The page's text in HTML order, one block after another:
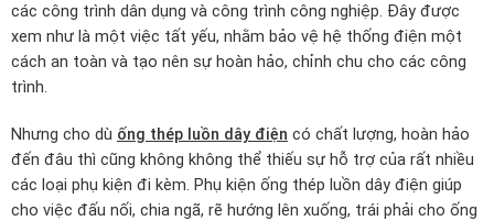
các công trình dân dụng và công trình công nghiệp. Đây được
xem như là một việc tất yếu, nhằm bảo vệ hệ thống điện một
cách an toàn và tạo nên sự hoàn hảo, chỉnh chu cho các công
trình.
Nhưng cho dù ống thép luồn dây điện có chất lượng, hoàn hảo
đến đâu thì cũng không không thể thiếu sự hỗ trợ của rất nhiều
các loại phụ kiện đi kèm. Phụ kiện ống thép luồn dây điện giúp
cho việc đấu nối, chia ngã, rẽ hướng lên xuống, trái phải cho ống